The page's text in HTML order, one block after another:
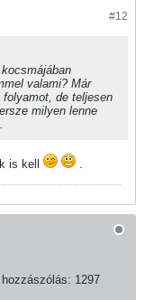
#12
valami? Már
de teljesen
milyen lenne
is kell .
1297